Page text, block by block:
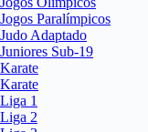
Jogos Paralímpicos
Judo Adaptado
Juniores Sub-19
Karate
Karate
Liga 1
Liga 2